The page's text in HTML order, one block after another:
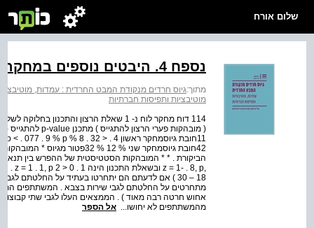
שלום אורח
נספח 4. היבטים נוספים במחקרים הראשון והשני
מתוך:גיוס חרדים מנקודת המבט החרדית : עמדות,
מוטיבציות ותפיסות חברתיות
42חובת גיוסמחקר שני % 12 %
מהמשתתפים לא יחושו... אל הספר